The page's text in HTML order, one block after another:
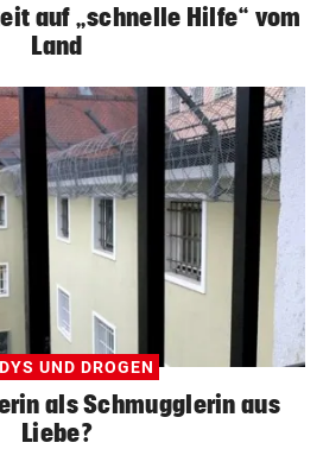
auf „schnelle Hilfe“ vom
Land
UND DROGEN
als Schmugglerin aus
Liebe?